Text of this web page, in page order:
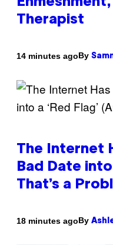
Therapist
14 minutes agoBy
The Internet
Bad Date into
That’s a
18 minutes agoBy